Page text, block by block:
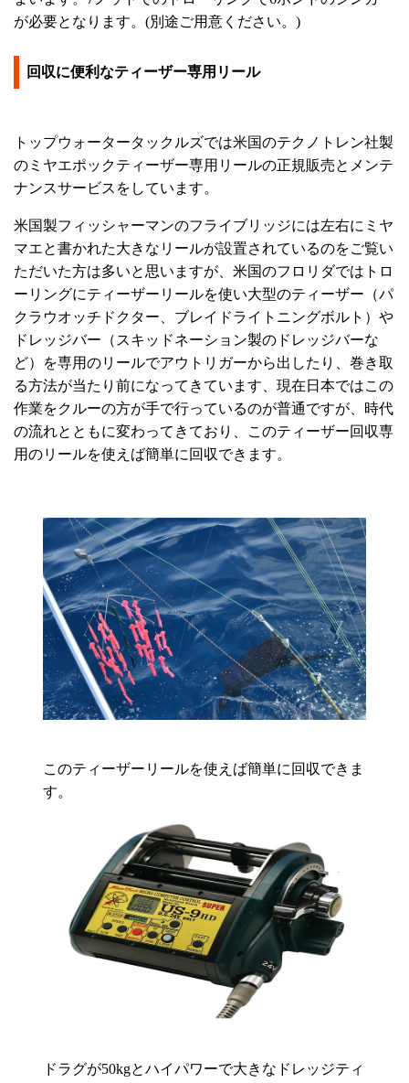
が必要となります。(別途ご用意ください。)
回収に便利なティーザー専用リール
トップウォータータックルズでは米国のテクノトレン社製
のミヤエポックティーザー専用リールの正規販売とメンテ
ナンスサービスをしています。
米国製フィッシャーマンのフライブリッジには左右にミヤ
マエと書かれた大きなリールが設置されているのをご覧い
ただいた方は多いと思いますが、米国のフロリダではトロ
ーリングにティーザーリールを使い大型のティーザー（パ
クラウオッチドクター、ブレイドライトニングボルト）や
ドレッジバー（スキッドネーション製のドレッジバーな
ど）を専用のリールでアウトリガーから出したり、巻き取
る方法が当たり前になってきています、現在日本ではこの
作業をクルーの方が手で行っているのが普通ですが、時代
の流れとともに変わってきており、このティーザー回収専
用のリールを使えば簡単に回収できます。
このティーザーリールを使えば簡単に回収できま
す。
ドラグが50kgとハイパワーで大きなドレッジティ